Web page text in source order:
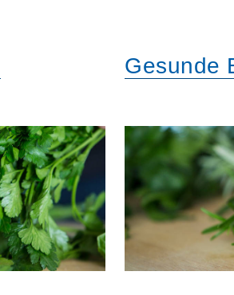
Gesunde